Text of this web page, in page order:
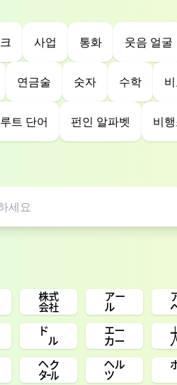
사업 통화 웃음 얼굴
연금술 숫자 수학
트 단어 펀인 알파벳 비
㍿ ㌃
㌦ ㌈
㌶ ㌹